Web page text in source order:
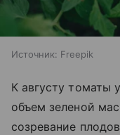
Источник: Freepik
К августу томаты
объем зеленой
созревание